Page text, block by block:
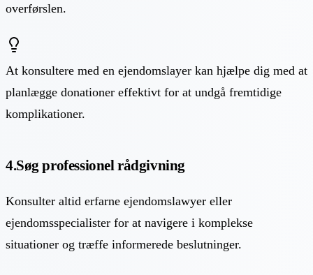
overførslen.
At konsultere med en ejendomslayer kan hjælpe dig med at
planlægge donationer effektivt for at undgå fremtidige
komplikationer.
4.Søg professionel rådgivning
Konsulter altid erfarne ejendomslawyer eller
ejendomsspecialister for at navigere i komplekse
situationer og træffe informerede beslutninger.